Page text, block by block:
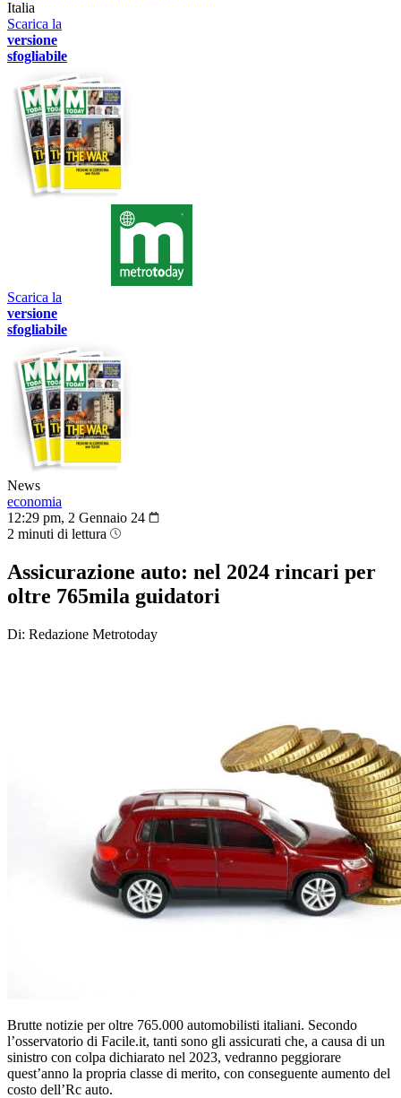
Italia
Scarica la
versione
sfogliabile
Scarica la
versione
sfogliabile
News
economia
12:29 pm, 2 Gennaio 24
2 minuti di lettura
Assicurazione auto: nel 2024 rincari per
oltre 765mila guidatori
Di: Redazione Metrotoday
Brutte notizie per oltre 765.000 automobilisti italiani. Secondo
l’osservatorio di Facile.it, tanti sono gli assicurati che, a causa di un
sinistro con colpa dichiarato nel 2023, vedranno peggiorare
quest’anno la propria classe di merito, con conseguente aumento del
costo dell’Rc auto.